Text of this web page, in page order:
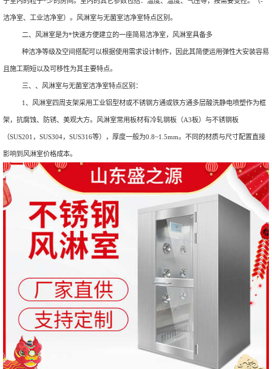
洁净室、工业洁净室）。风淋室与无菌室洁净室特点区别。
二、风淋室是为*快速方便建立的一座简易洁净室，风淋室具备多
种洁净等级及空间搭配可以根据使用需求设计制作，因此其简便运用弹性大安装容易
且施工期短以及可移性为其主要特点。
三、、风淋室与无菌室洁净室特点区别：
1、风淋室四周支架采用工业铝型材或不锈钢方通或铁方通多层酸洗静电喷塑作为框
架，抗腐蚀、防锈、美观大方。风淋室常用板材有冷轧钢板（A3板）与不锈钢板
（SUS201，SUS304，SUS316等），厚度一般为0.8~1.5mm。不同的材质与尺寸配置直接
影响到风淋室价格成本。